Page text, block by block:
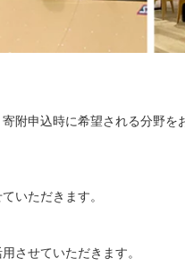
附申込時に希望される分野を
いただきます。
させていただきます。